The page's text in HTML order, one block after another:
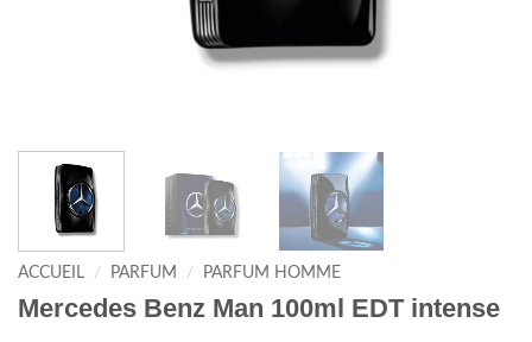
ACCUEIL / PARFUM / PARFUM HOMME
Mercedes Benz Man 100ml EDT intense